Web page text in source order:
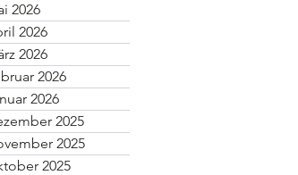
2026
2026
2026
2026
2026
2025
2025
2025